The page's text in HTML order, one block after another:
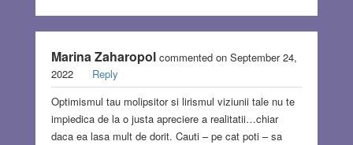
Marina Zaharopol commented on September 24,
2022
Reply
Optimismul tau molipsitor si lirismul viziunii tale nu te
impiedica de la o justa apreciere a realitatii…chiar
daca ea lasa mult de dorit. Cauti – pe cat poti – sa